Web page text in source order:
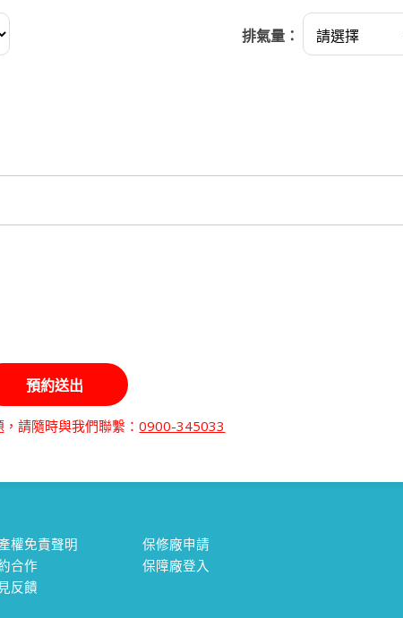
排氣量：
請隨時與我們聯繫：0900-345033
權免責聲明
合作
反饋
保修廠申請
保障廠登入